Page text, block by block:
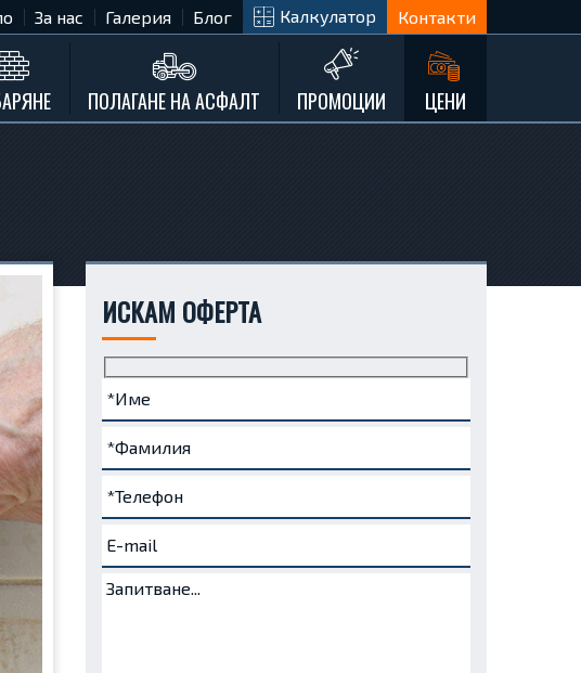
За нас Галерия Блог Калкулатор Контакти
ПОЛАГАНЕ НА АСФАЛТ ПРОМОЦИИ ЦЕНИ
ИСКАМ ОФЕРТА
Име
(задължително)
Фамилия
(задължително)
Телефон
(задължително)
e-
mail
Запитване...